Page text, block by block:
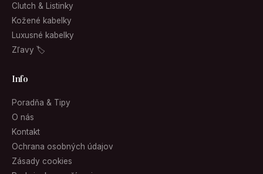
Clutch & Listinky
Kožené kabelky
Luxusné kabelky
Zľavy 🏷
Info
Poradňa & Tipy
O nás
Kontakt
Ochrana osobných údajov
Zásady cookies